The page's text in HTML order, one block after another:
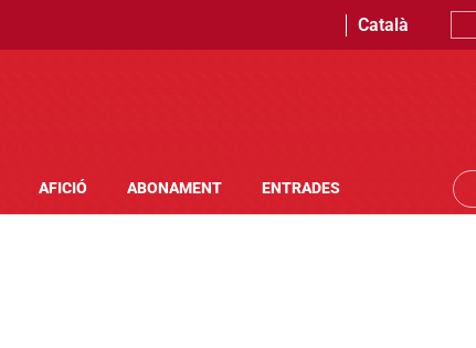
Català
AFICIÓ ABONAMENT ENTRADES